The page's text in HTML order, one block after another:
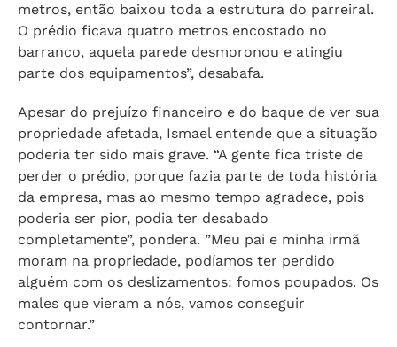
metros, então baixou toda a estrutura do parreiral.
O prédio ficava quatro metros encostado no
barranco, aquela parede desmoronou e atingiu
parte dos equipamentos”, desabafa.
Apesar do prejuízo financeiro e do baque de ver sua
propriedade afetada, Ismael entende que a situação
poderia ter sido mais grave. “A gente fica triste de
perder o prédio, porque fazia parte de toda história
da empresa, mas ao mesmo tempo agradece, pois
poderia ser pior, podia ter desabado
completamente”, pondera. ”Meu pai e minha irmã
moram na propriedade, podíamos ter perdido
alguém com os deslizamentos: fomos poupados. Os
males que vieram a nós, vamos conseguir
contornar.”